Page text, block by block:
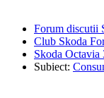
Forum discutii
Club Skoda
Skoda Octavia
Subiect: